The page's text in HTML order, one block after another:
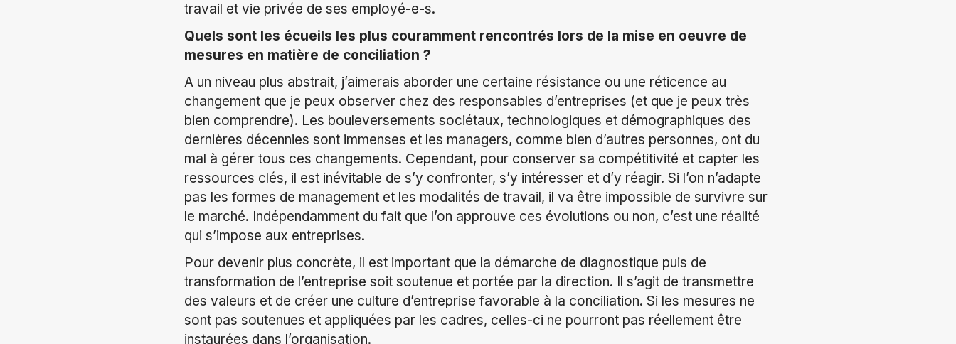
travail et vie privée de ses employé-e-s.
Quels sont les écueils les plus couramment rencontrés lors de la mise en oeuvre de
mesures en matière de conciliation ?
A un niveau plus abstrait, j’aimerais aborder une certaine résistance ou une réticence au
changement que je peux observer chez des responsables d’entreprises (et que je peux très
bien comprendre). Les bouleversements sociétaux, technologiques et démographiques des
dernières décennies sont immenses et les managers, comme bien d’autres personnes, ont du
mal à gérer tous ces changements. Cependant, pour conserver sa compétitivité et capter les
ressources clés, il est inévitable de s’y confronter, s’y intéresser et d’y réagir. Si l’on n’adapte
pas les formes de management et les modalités de travail, il va être impossible de survivre sur
le marché. Indépendamment du fait que l’on approuve ces évolutions ou non, c’est une réalité
qui s’impose aux entreprises.
Pour devenir plus concrète, il est important que la démarche de diagnostique puis de
transformation de l’entreprise soit soutenue et portée par la direction. Il s’agit de transmettre
des valeurs et de créer une culture d’entreprise favorable à la conciliation. Si les mesures ne
sont pas soutenues et appliquées par les cadres, celles-ci ne pourront pas réellement être
instaurées dans l’organisation.